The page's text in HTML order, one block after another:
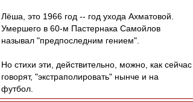
Лёша, это 1966 год -- год ухода Ахматовой.
Умершего в 60-м Пастернака Самойлов
называл "предпоследним гением".
Но стихи эти, действительно, можно, как сейчас
говорят, "экстраполировать" нынче и на
футбол.